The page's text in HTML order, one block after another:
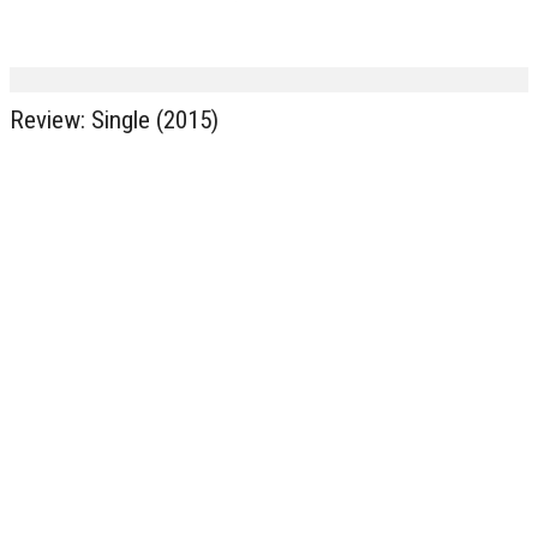
Review: Single (2015)